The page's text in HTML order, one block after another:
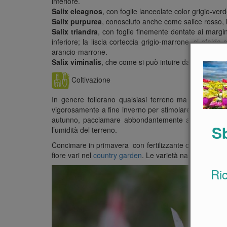
Salix eleagnos, con foglie lanceolate color grigio-
Salix purpurea, conosciuto anche come salice
Salix triandra, con foglie finemente dentate ai
inferiore; la liscia corteccia grigio-marrone, si sfalda
arancio-marrone.
Salix viminalis, che come si può intuire dal nome,
Coltivazione
In genere tollerano qualsiasi terreno ma amano
vigorosamente a fine inverno per stimolare
autunno, pacciamare abbondantemente al piede
l’umidità del terreno.
Concimare in primavera con fertilizzante organico. I
fiore vari nel country garden. Le varietà nane sono